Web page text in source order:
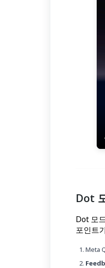
Dot
Dot 모
포인트
Meta